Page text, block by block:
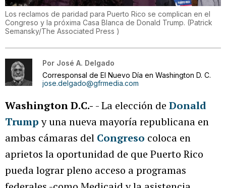
Los reclamos de paridad para Puerto Rico se complican en el
Congreso y la próxima Casa Blanca de Donald Trump. (Patrick
Semansky/The Associated Press )
Por José A. Delgado
Corresponsal de El Nuevo Día en Washington D. C.
jose.delgado@gfrmedia.com
Washington D.C.- - La elección de Donald
Trump y una nueva mayoría republicana en
ambas cámaras del Congreso coloca en
aprietos la oportunidad de que Puerto Rico
pueda lograr pleno acceso a programas